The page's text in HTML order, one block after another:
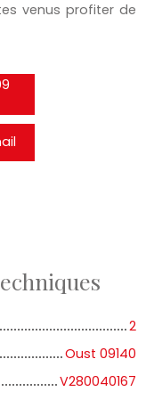
venus profiter de
2
Oust 09140
V280040167